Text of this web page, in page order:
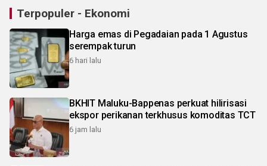
Terpopuler - Ekonomi
Harga emas di Pegadaian pada 1 Agustus
serempak turun
6 hari lalu
BKHIT Maluku-Bappenas perkuat hilirisasi
ekspor perikanan terkhusus komoditas TCT
6 jam lalu